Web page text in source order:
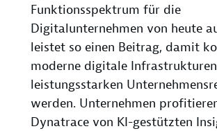
Funktionsspektrum für die
Digitalunternehmen von heute
leistet so einen Beitrag, damit
moderne digitale
leistungsstarken
werden. Unternehmen
Dynatrace von KI-gestützten